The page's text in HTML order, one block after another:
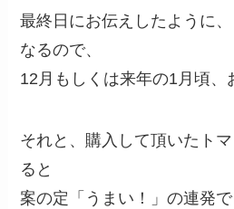
最終日にお伝えしたように
なるので、
12月もしくは来年の1月頃、
それと、購入して頂いたト
ると
案の定「うまい！」の連発で